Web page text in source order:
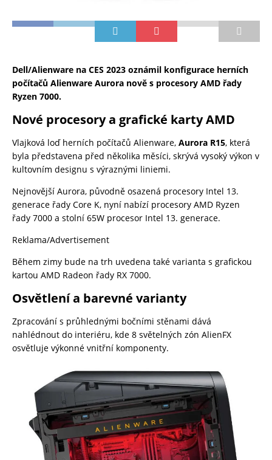
Dell/Alienware na CES 2023 oznámil konfigurace herních
počítačů Alienware Aurora nově s procesory AMD řady
Ryzen 7000.
Nové procesory a grafické karty AMD
Vlajková loď herních počítačů Alienware, Aurora R15, která
byla představena před několika měsíci, skrývá vysoký výkon v
kultovním designu s výraznými liniemi.
Nejnovější Aurora, původně osazená procesory Intel 13.
generace řady Core K, nyní nabízí procesory AMD Ryzen
řady 7000 a stolní 65W procesor Intel 13. generace.
Reklama/Advertisement
Během zimy bude na trh uvedena také varianta s grafickou
kartou AMD Radeon řady RX 7000.
Osvětlení a barevné varianty
Zpracování s průhlednými bočními stěnami dává
nahlédnout do interiéru, kde 8 světelných zón AlienFX
osvětluje výkonné vnitřní komponenty.